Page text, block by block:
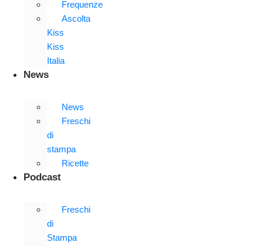
Frequenze
Ascolta
Kiss
Kiss
Italia
News
News
Freschi
di
stampa
Ricette
Podcast
Freschi
di
Stampa